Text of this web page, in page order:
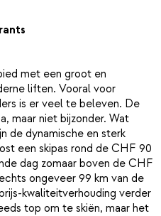
met een groot en
liften. Vooral voor
is er veel te beleven. De
maar niet bijzonder. Wat
de dynamische en sterk
een skipas rond de CHF 90
dag zomaar boven de CHF
ongeveer 99 km van de
kwaliteitverhouding verder
top om te skiën, maar het